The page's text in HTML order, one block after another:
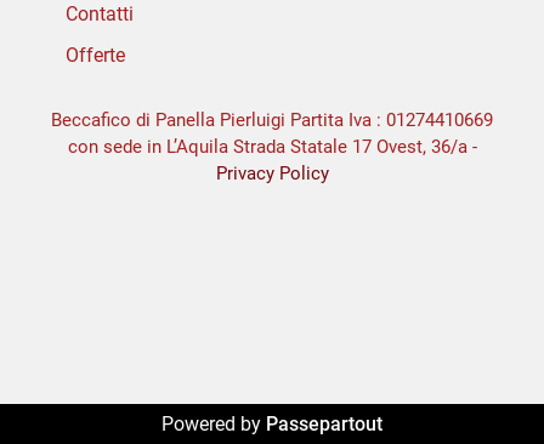
Contatti
Offerte
Beccafico di Panella Pierluigi Partita Iva : 01274410669
con sede in L’Aquila Strada Statale 17 Ovest, 36/a -
Privacy Policy
Powered by Passepartout